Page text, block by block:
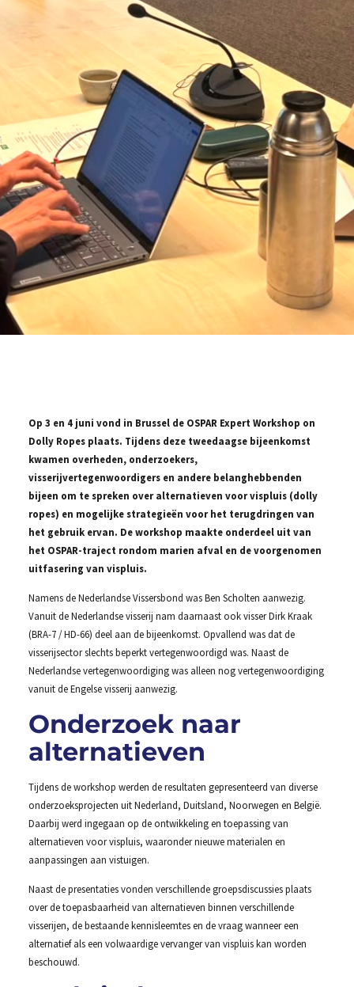
Op 3 en 4 juni vond in Brussel de OSPAR Expert Workshop on
Dolly Ropes plaats. Tijdens deze tweedaagse bijeenkomst
kwamen overheden, onderzoekers,
visserijvertegenwoordigers en andere belanghebbenden
bijeen om te spreken over alternatieven voor vispluis (dolly
ropes) en mogelijke strategieën voor het terugdringen van
het gebruik ervan. De workshop maakte onderdeel uit van
het OSPAR-traject rondom marien afval en de voorgenomen
uitfasering van vispluis.
Namens de Nederlandse Vissersbond was Ben Scholten aanwezig.
Vanuit de Nederlandse visserij nam daarnaast ook visser Dirk Kraak
(BRA-7 / HD-66) deel aan de bijeenkomst. Opvallend was dat de
visserijsector slechts beperkt vertegenwoordigd was. Naast de
Nederlandse vertegenwoordiging was alleen nog vertegenwoordiging
vanuit de Engelse visserij aanwezig.
Onderzoek naar
alternatieven
Tijdens de workshop werden de resultaten gepresenteerd van diverse
onderzoeksprojecten uit Nederland, Duitsland, Noorwegen en België.
Daarbij werd ingegaan op de ontwikkeling en toepassing van
alternatieven voor vispluis, waaronder nieuwe materialen en
aanpassingen aan vistuigen.
Naast de presentaties vonden verschillende groepsdiscussies plaats
over de toepasbaarheid van alternatieven binnen verschillende
visserijen, de bestaande kennisleemtes en de vraag wanneer een
alternatief als een volwaardige vervanger van vispluis kan worden
beschouwd.